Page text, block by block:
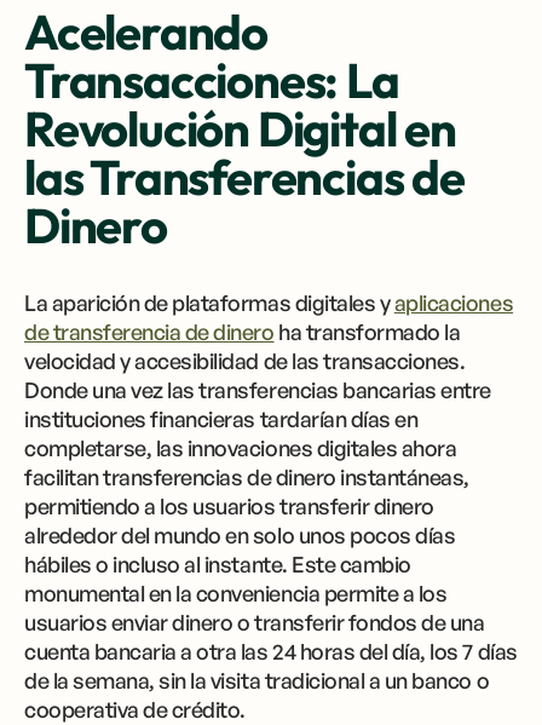
Acelerando
Transacciones: La
Revolución Digital en
las Transferencias de
Dinero
La aparición de plataformas digitales yaplicaciones
de transferencia de dinero ha transformado la
velocidad y accesibilidad de las transacciones.
Donde una vez las transferencias bancarias entre
instituciones financieras tardarían días en
completarse, las innovaciones digitales ahora
facilitan transferencias de dinero instantáneas,
permitiendo a los usuarios transferir dinero
alrededor del mundo en solo unos pocos días
hábiles o incluso al instante. Este cambio
monumental en la conveniencia permite a los
usuarios enviar dinero o transferir fondos de una
cuenta bancaria a otra las 24 horas del día, los 7 días
de la semana, sin la visita tradicional a un banco o
cooperativa de crédito.